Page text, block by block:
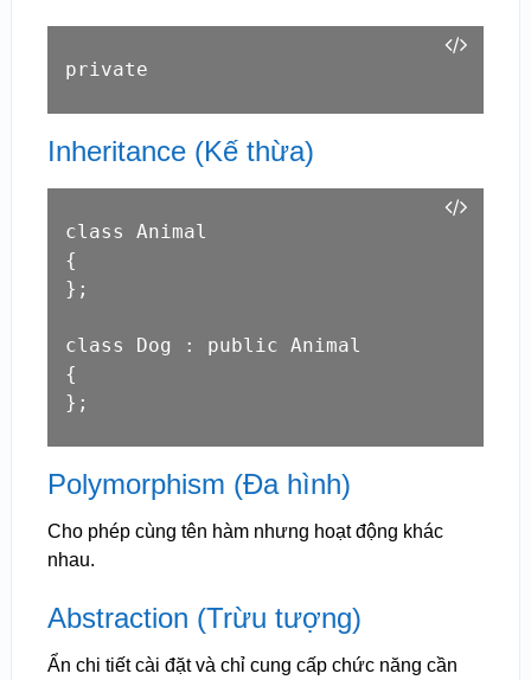
private
Inheritance (Kế thừa)
class Animal
{
};
class Dog : public Animal
{
};
Polymorphism (Đa hình)
Cho phép cùng tên hàm nhưng hoạt động khác
nhau.
Abstraction (Trừu tượng)
Ẩn chi tiết cài đặt và chỉ cung cấp chức năng cần